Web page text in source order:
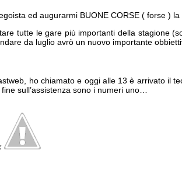
ed augurarmi BUONE CORSE ( forse )
tutte le gare più importanti della stagione
da luglio avrò un nuovo importante
ho chiamato e oggi alle 13 è arrivato il
sull’assistenza sono i numeri uno…